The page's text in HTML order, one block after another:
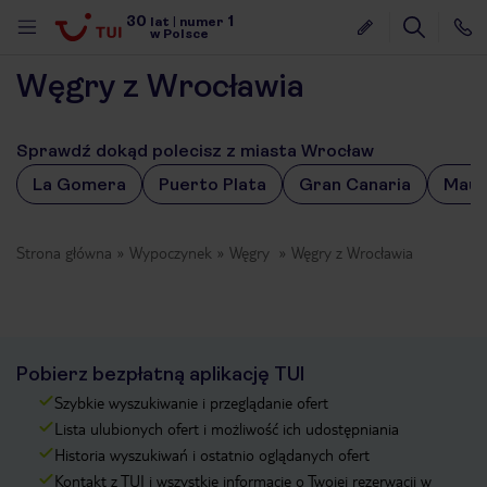
30 lat numer 1
w Polsce
Węgry z Wrocławia
Sprawdź dokąd polecisz z miasta Wrocław
La Gomera
Puerto Plata Gran Canaria
Strona główna Wypoczynek Węgry Węgry z Wrocławia
Pobierz bezpłatną aplikację TUI
Szybkie wyszukiwanie i przeglądanie ofert
Lista ulubionych ofert i możliwość ich udostępniania
Historia wyszukiwań i ostatnio oglądanych ofert
Kontakt z TUI i wszystkie informacje o Twojej rezerwacji w